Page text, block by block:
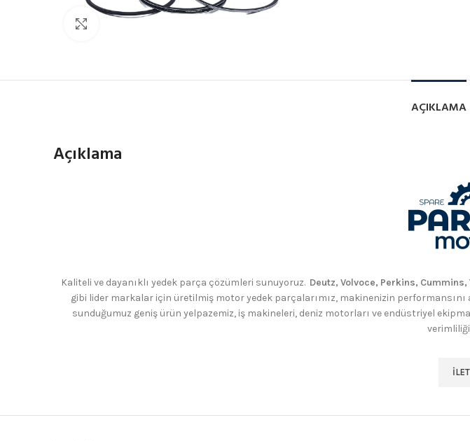
AÇIKLAMA
Açıklama
Kaliteli ve dayanıklı yedek parça çözümleri sunuyoruz. Deutz, Volvoce, Perkins,
gibi lider markalar için üretilmiş motor yedek parçalarımız, makinenizin
sunduğumuz geniş ürün yelpazemiz, iş makineleri, deniz motorları ve endüstriyel